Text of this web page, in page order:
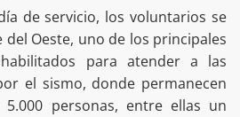
de servicio, los voluntarios se
Oeste, uno de los principales
para atender a las
el sismo, donde permanecen
5.000 personas, entre ellas un